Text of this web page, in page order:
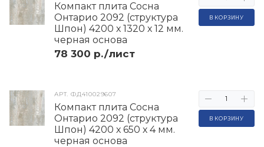
АРТ.ФД410029607
Компакт плита Сосна
Онтарио 2092 (структура
Шпон) 4200 х 650 х 4 мм.
черная основа
В КОРЗИНУ
Компакт плита Сосна
Онтарио 2092 (структура
Шпон) 4200 х 1320 х 12 мм.
черная основа
78 300 р./лист
В КОРЗИНУ